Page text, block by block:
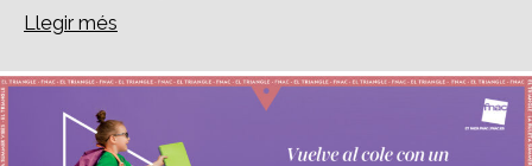
Llegir més